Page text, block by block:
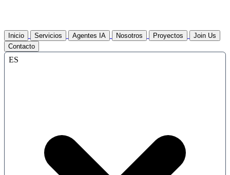
Inicio Servicios Agentes IA Nosotros Proyectos
Join Us
Contacto
ES